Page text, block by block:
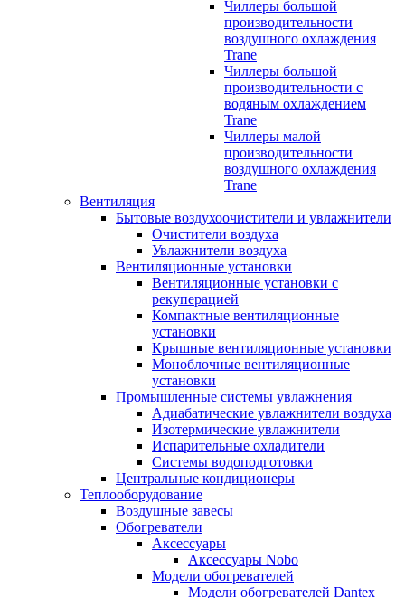
Чиллеры большой
производительности
воздушного охлаждения
Trane
Чиллеры большой
производительности с
водяным охлаждением
Trane
Чиллеры малой
производительности
воздушного охлаждения
Trane
Вентиляция
Бытовые воздухоочистители и увлажнители
Очистители воздуха
Увлажнители воздуха
Вентиляционные установки
Вентиляционные установки с
рекуперацией
Компактные вентиляционные
установки
Крышные вентиляционные установки
Моноблочные вентиляционные
установки
Промышленные системы увлажнения
Адиабатические увлажнители воздуха
Изотермические увлажнители
Испарительные охладители
Системы водоподготовки
Центральные кондиционеры
Теплооборудование
Воздушные завесы
Обогреватели
Аксессуары
Аксессуары Nobo
Модели обогревателей
Модели обогревателей Dantex